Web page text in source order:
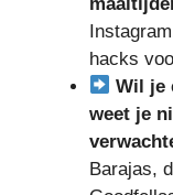
hacks
Wil je
weet je
Barajas,